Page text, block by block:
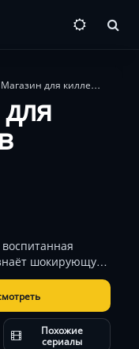
Магазин для киллеров
шокирующую
его «магазин»
торговли оружием
окружении
героине
Похожие
сериалы